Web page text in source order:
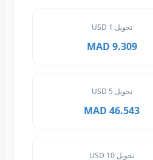
تحويل 1 USD
9.309 MAD
تحويل 5 USD
46.543 MAD